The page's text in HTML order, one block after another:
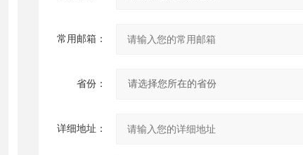
常用邮箱：
省份：
详细地址：